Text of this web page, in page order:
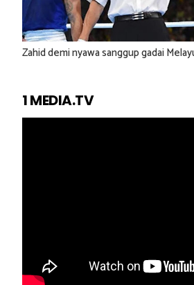
Zahid demi nyawa sanggup gadai
1 MEDIA.TV